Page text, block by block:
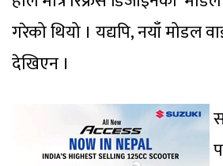
गरेको थियो । यद्यपि, नयाँ मोडल
देखिएन ।